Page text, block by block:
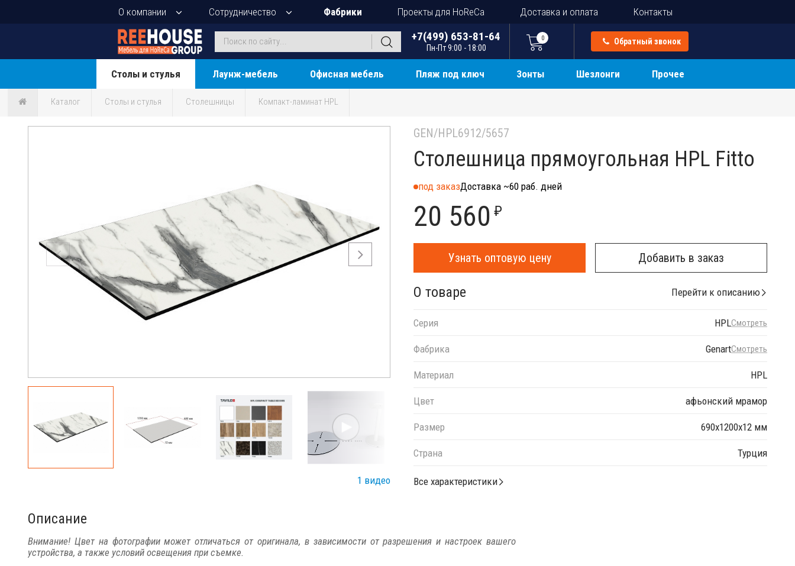
О компании Сотрудничество Фабрики Проекты для HoReCa Доставка и оплата Контакты
+7(499) 653-81-64
Пн-Пт 9:00 - 18:00
0 Обратный звонок
Столы и стулья Лаунж-мебель Офисная мебель Пляж под ключ Зонты Шезлонги Прочее
Каталог Столы и стулья Столешницы Компакт-ламинат HPL
1 видео
GEN/HPL6912/5657
Столешница прямоугольная HPL Fitto
под заказДоставка ~60 раб. дней
20 560 ₽
Узнать оптовую цену Добавить в заказ
О товаре Перейти к описанию
Серия HPLСмотреть
Фабрика GenartСмотреть
Материал HPL
Цвет афьонский мрамор
Размер 690х1200х12 мм
Страна Турция
Все характеристики
Описание
Внимание! Цвет на фотографии может отличаться от оригинала, в зависимости от разрешения и настроек вашего
устройства, а также условий освещения при съемке.